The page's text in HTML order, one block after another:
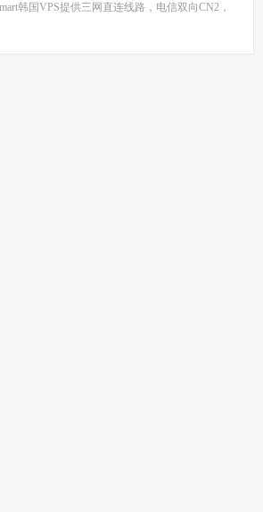
韩国VPS提供三网直连线路，电信双向CN2，